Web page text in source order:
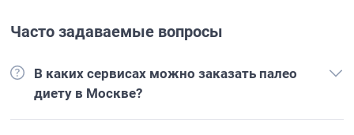
Часто задаваемые вопросы
В каких сервисах можно заказать палео
диету в Москве?